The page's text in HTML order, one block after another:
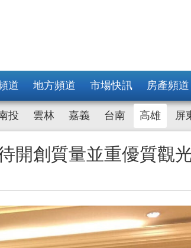
道 地方頻道 市場快訊 房產頻道
投 雲林 嘉義 台南 高雄 屏
開創質量並重優質觀